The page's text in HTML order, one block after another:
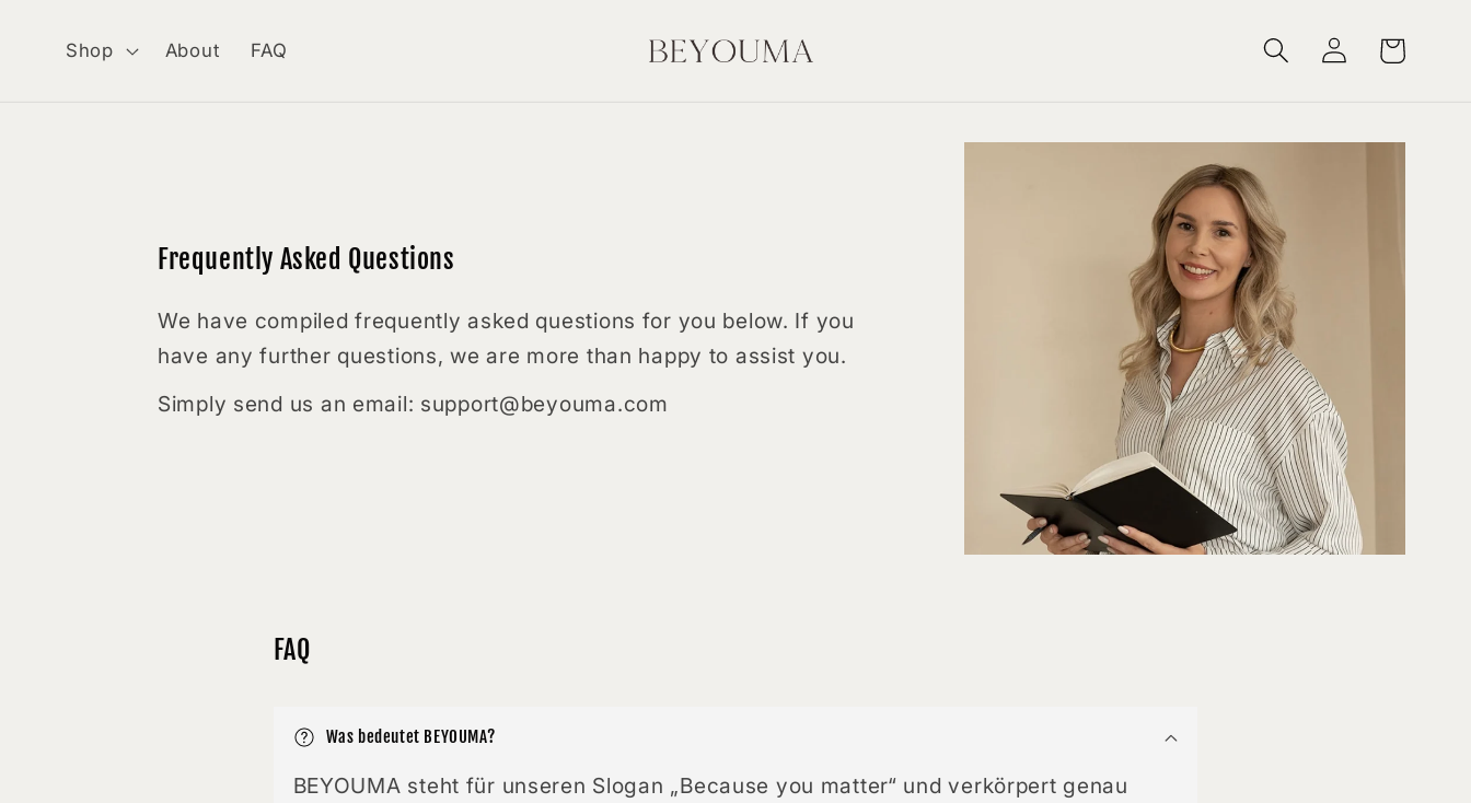
content
Shop About FAQ
Log
in
Cart
Frequently Asked Questions
We have compiled frequently asked questions for you below. If you
have any further questions, we are more than happy to assist you.
Simply send us an email: support@beyouma.com
FAQ
Was bedeutet BEYOUMA?
BEYOUMA steht für unseren Slogan „Because you matter“ und verkörpert genau